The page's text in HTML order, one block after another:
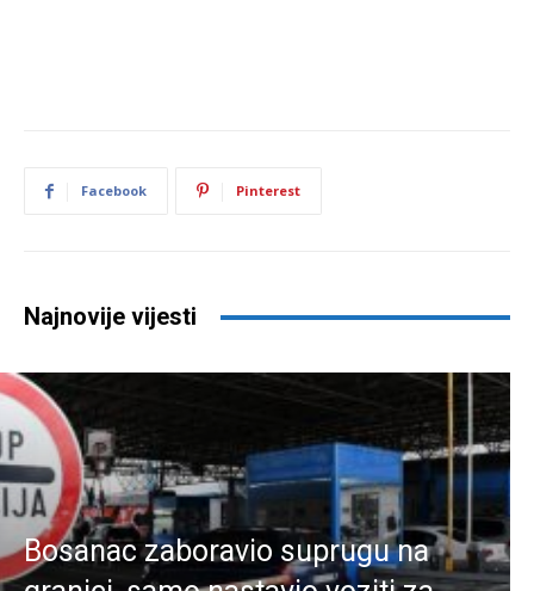
Facebook Pinterest
Najnovije vijesti
Bosanac zaboravio suprugu na